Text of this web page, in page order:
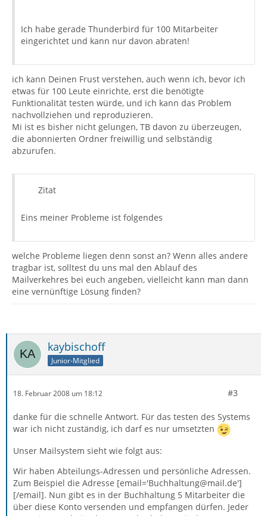
Ich habe gerade Thunderbird für 100 Mitarbeiter
eingerichtet und kann nur davon abraten!
ich kann Deinen Frust verstehen, auch wenn ich, bevor ich
etwas für 100 Leute einrichte, erst die benötigte
Funktionalität testen würde, und ich kann das Problem
nachvollziehen und reproduzieren.
Mi ist es bisher nicht gelungen, TB davon zu überzeugen,
die abonnierten Ordner freiwillig und selbständig
abzurufen.
Zitat
Eins meiner Probleme ist folgendes
welche Probleme liegen denn sonst an? Wenn alles andere
tragbar ist, solltest du uns mal den Ablauf des
Mailverkehres bei euch angeben, vielleicht kann man dann
eine vernünftige Lösung finden?
kaybischoff
Junior-Mitglied
18. Februar 2008 um 18:12 #3
danke für die schnelle Antwort. Für das testen des Systems
war ich nicht zuständig, ich darf es nur umsetzten
Unser Mailsystem sieht wie folgt aus:
Wir haben Abteilungs-Adressen und persönliche Adressen.
Zum Beispiel die Adresse [email='Buchhaltung@mail.de']
[/email]. Nun gibt es in der Buchhaltung 5 Mitarbeiter die
über diese Konto versenden und empfangen dürfen. Jeder